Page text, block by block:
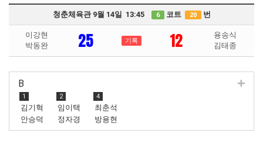
청춘체육관 9월 14일 13:45 6 코트 20 번
이강현
박동완
25 기록 12
용송식
김태종
B
1
김기혁
안승덕
2
임이택
정자경
4
최춘석
방용현